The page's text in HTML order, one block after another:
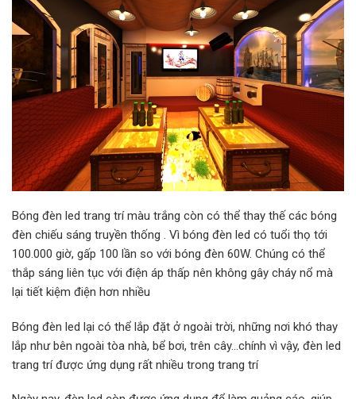
Bóng đèn led trang trí màu trắng còn có thể thay thế các bóng
đèn chiếu sáng truyền thống . Vì bóng đèn led có tuổi thọ tới
100.000 giờ, gấp 100 lần so với bóng đèn 60W. Chúng có thể
thắp sáng liên tục với điện áp thấp nên không gây cháy nổ mà
lại tiết kiệm điện hơn nhiều
Bóng đèn led lại có thể lắp đặt ở ngoài trời, những nơi khó thay
lắp như bên ngoài tòa nhà, bể bơi, trên cây…chính vì vậy, đèn led
trang trí được ứng dụng rất nhiều trong trang trí